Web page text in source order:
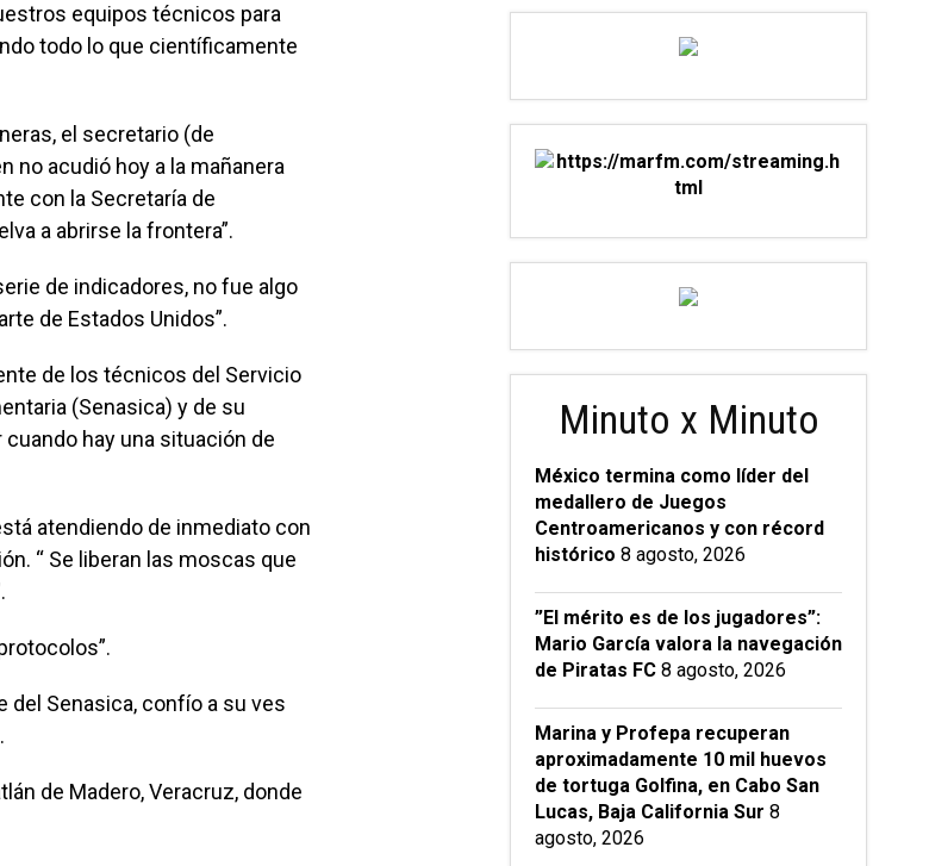
equipos técnicos para
todo lo que científicamente
el secretario (de
no acudió hoy a la mañanera
con la Secretaría de
a abrirse la frontera”.
de indicadores, no fue algo
de Estados Unidos”.
de los técnicos del Servicio
(Senasica) y de su
hay una situación de
atendiendo de inmediato con
“ Se liberan las moscas que
del Senasica, confío a su ves
de Madero, Veracruz, donde
Minuto x Minuto
México termina como líder del
medallero de Juegos
Centroamericanos y con récord
histórico 8 agosto, 2026
”El mérito es de los jugadores”:
Mario García valora la navegación
de Piratas FC 8 agosto, 2026
Marina y Profepa recuperan
aproximadamente 10 mil huevos
de tortuga Golfina, en Cabo San
Lucas, Baja California Sur 8
agosto, 2026